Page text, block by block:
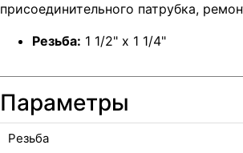
присоединительного патрубка,
Резьба: 1 1/2" х 1 1/4"
Параметры
Резьба